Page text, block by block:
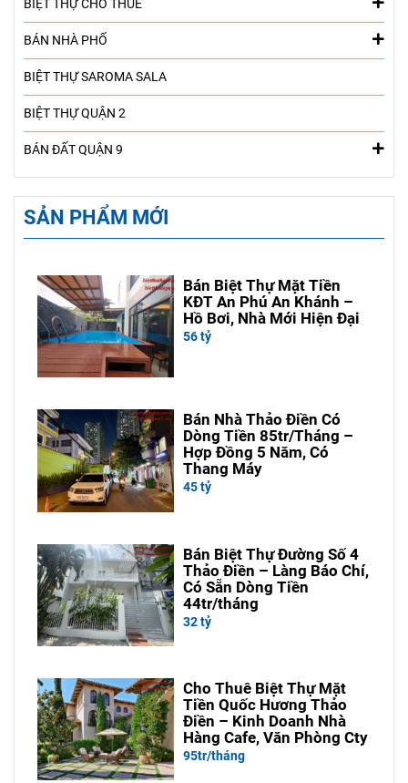
BIỆT THỰ CHO THUÊ
BÁN NHÀ PHỐ
BIỆT THỰ SAROMA SALA
BIỆT THỰ QUẬN 2
BÁN ĐẤT QUẬN 9
SẢN PHẨM MỚI
Bán Biệt Thự Mặt Tiền
KĐT An Phú An Khánh –
Hồ Bơi, Nhà Mới Hiện Đại
56 tỷ
Bán Nhà Thảo Điền Có
Dòng Tiền 85tr/Tháng –
Hợp Đồng 5 Năm, Có
Thang Máy
45 tỷ
Bán Biệt Thự Đường Số 4
Thảo Điền – Làng Báo Chí,
Có Sẵn Dòng Tiền
44tr/tháng
32 tỷ
Cho Thuê Biệt Thự Mặt
Tiền Quốc Hương Thảo
Điền – Kinh Doanh Nhà
Hàng Cafe, Văn Phòng Cty
95tr/tháng